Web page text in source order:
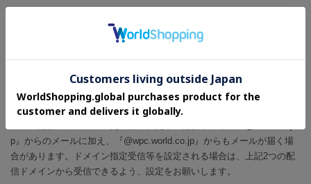
異なるメールアドレスで複数のご登録はご遠慮いただいております。
メール配信に伴うご案内
p』からのメールに加え、『@wpc.world.co.jp』からもメールが届く場
合があります。ドメイン指定受信等を設定される場合は、上記2つの配
信ドメインから受信できるよう、設定をお願いします。